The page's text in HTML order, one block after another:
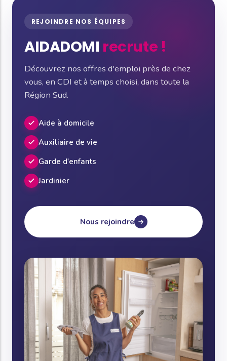
REJOINDRE NOS ÉQUIPES
AIDADOMI recrute !
Découvrez nos offres d'emploi près de chez
vous, en CDI et à temps choisi, dans toute la
Région Sud.
Aide à domicile
Auxiliaire de vie
Garde d'enfants
Jardinier
Nous rejoindre